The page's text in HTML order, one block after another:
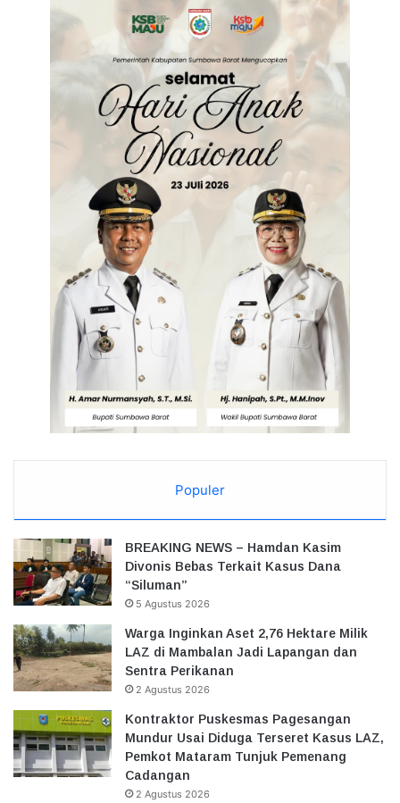
Populer
BREAKING NEWS – Hamdan Kasim
Divonis Bebas Terkait Kasus Dana
“Siluman”
5 Agustus 2026
Warga Inginkan Aset 2,76 Hektare Milik
LAZ di Mambalan Jadi Lapangan dan
Sentra Perikanan
2 Agustus 2026
Kontraktor Puskesmas Pagesangan
Mundur Usai Diduga Terseret Kasus LAZ,
Pemkot Mataram Tunjuk Pemenang
Cadangan
2 Agustus 2026